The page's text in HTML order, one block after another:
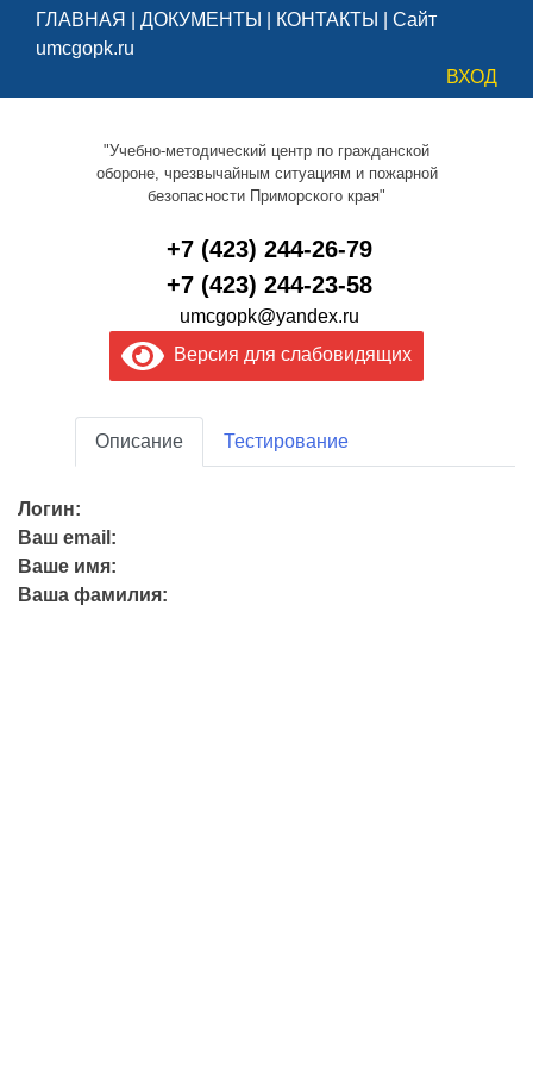
ГЛАВНАЯ ДОКУМЕНТЫ КОНТАКТЫ
Сайт
umcgopk.ru
ВХОД
"Учебно-методический центр по гражданской
обороне, чрезвычайным ситуациям и пожарной
безопасности Приморского края"
+7 (423) 244-26-79
+7 (423) 244-23-58
umcgopk@yandex.ru
Версия для слабовидящих
Описание Тестирование
Логин:
Ваш email:
Ваше имя:
Ваша фамилия: